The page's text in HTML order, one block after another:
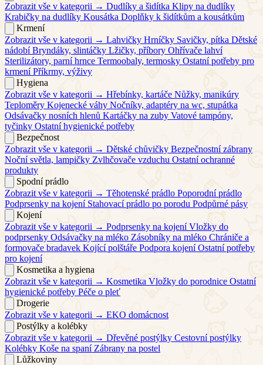
Zobrazit vše v kategorii → Dudlíky a šidítka Klipy na dudlíky
Krabičky na dudlíky Kousátka Doplňky k šidítkům a kousátkům
Krmení
Zobrazit vše v kategorii → Lahvičky Hrníčky Savičky, pítka Dětské
nádobí Bryndáky, slintáčky Lžičky, příbory Ohřívače lahví
Sterilizátory, parní hrnce Termoobaly, termosky Ostatní potřeby pro
krmení Příkrmy, výživy
Hygiena
Zobrazit vše v kategorii → Hřebínky, kartáče Nůžky, manikúry
Teploměry Kojenecké váhy Nočníky, adaptéry na wc, stupátka
Odsávačky nosních hlenů Kartáčky na zuby Vatové tampóny,
tyčinky Ostatní hygienické potřeby
Bezpečnost
Zobrazit vše v kategorii → Dětské chůvičky Bezpečnostní zábrany
Noční světla, lampičky Zvlhčovače vzduchu Ostatní ochranné
produkty
Spodní prádlo
Zobrazit vše v kategorii → Těhotenské prádlo Poporodní prádlo
Podprsenky na kojení Stahovací prádlo po porodu Podpůrné pásy
Kojení
Zobrazit vše v kategorii → Podprsenky na kojení Vložky do
podprsenky Odsávačky na mléko Zásobníky na mléko Chrániče a
formovače bradavek Kojící polštáře Podpora kojení Ostatní potřeby
pro kojení
Kosmetika a hygiena
Zobrazit vše v kategorii → Kosmetika Vložky do porodnice Ostatní
hygienické potřeby Péče o pleť
Drogerie
Zobrazit vše v kategorii → EKO domácnost
Postýlky a kolébky
Zobrazit vše v kategorii → Dřevěné postýlky Cestovní postýlky
Kolébky Koše na spaní Zábrany na postel
Lůžkoviny